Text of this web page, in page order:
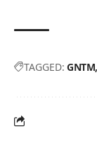
TAGGED: GNTM